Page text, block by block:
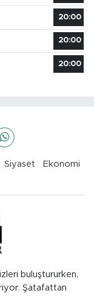
20:00
20:00
20:00
Siyaset
Ekonomi
buluştururken,
Şatafattan